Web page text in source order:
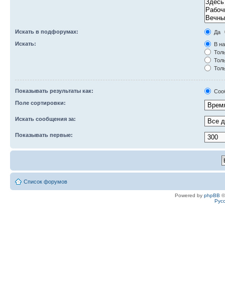
Искать в подфорумах:
Да
Искать:
В
Показывать результаты как:
Поле сортировки:
Искать сообщения за:
Показывать первые:
Список форумов
Powered by phpBB